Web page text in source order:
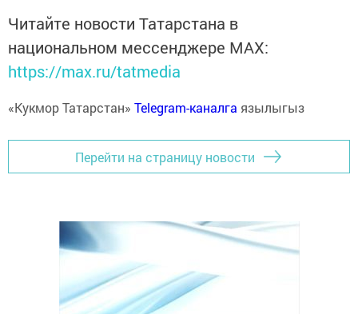
Читайте новости Татарстана в
национальном мессенджере MАХ:
https://max.ru/tatmedia
«Кукмор Татарстан» Telegram-каналга язылыгыз
Перейти на страницу новости